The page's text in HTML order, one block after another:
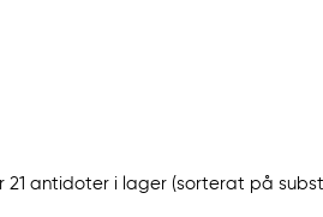
21 antidoter i lager (sorterat på